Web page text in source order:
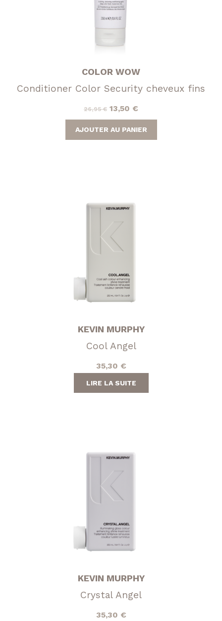
COLOR WOW
Conditioner Color Security cheveux fins
26,95€ Le
prix
initial
13,50 €Le
prix
actuel
AJOUTER AU PANIER
KEVIN MURPHY
Cool Angel
35,30 €
LIRE LA SUITE
KEVIN MURPHY
Crystal Angel
35,30 €